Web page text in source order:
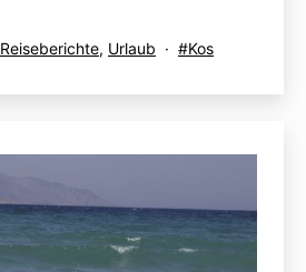
Kategorisiert
Reiseberichte, Urlaub
Verschlagwortet
Kos